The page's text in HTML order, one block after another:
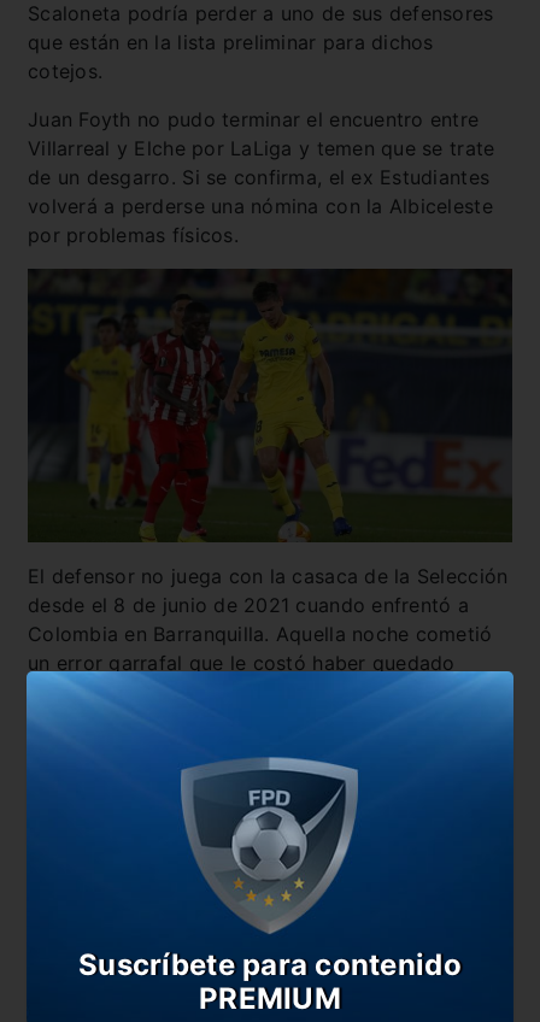
Scaloneta podría perder a uno de sus defensores
que están en la lista preliminar para dichos
cotejos.
Juan Foyth no pudo terminar el encuentro entre
Villarreal y Elche por LaLiga y temen que se trate
de un desgarro. Si se confirma, el ex Estudiantes
volverá a perderse una nómina con la Albiceleste
por problemas físicos.
El defensor no juega con la casaca de la Selección
desde el 8 de junio de 2021 cuando enfrentó a
Colombia en Barranquilla. Aquella noche cometió
un error garrafal que le costó haber quedado
afuera de la nómina de la Copa América.
Todo confirmado: así va la Selección ante Bolivia
Cambios en el calendario de las Eliminatorias
Cónclave entre Scaloni y Chiqui Tapia en AFA
Otro lesionado más y van en la Selección
En esta nota:
#Juan Foyth
Suscríbete para contenido
PREMIUM